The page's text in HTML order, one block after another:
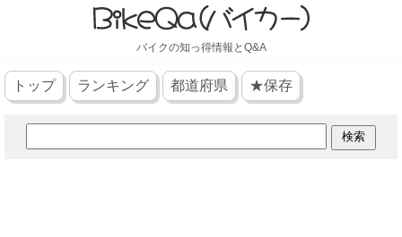
バイクの知っ得情報とQ&A
トップ ランキング 都道府県 ★保存